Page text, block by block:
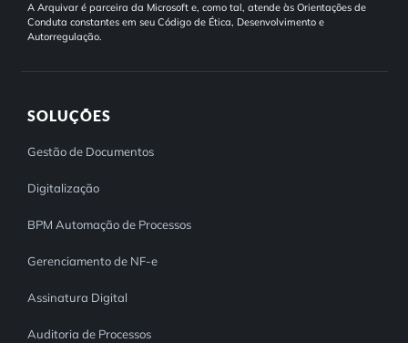
A Arquivar é parceira da Microsoft e, como tal, atende às Orientações de
Conduta constantes em seu Código de Ética, Desenvolvimento e
Autorregulação.
SOLUÇÕES
Gestão de Documentos
Digitalização
BPM Automação de Processos
Gerenciamento de NF-e
Assinatura Digital
Auditoria de Processos